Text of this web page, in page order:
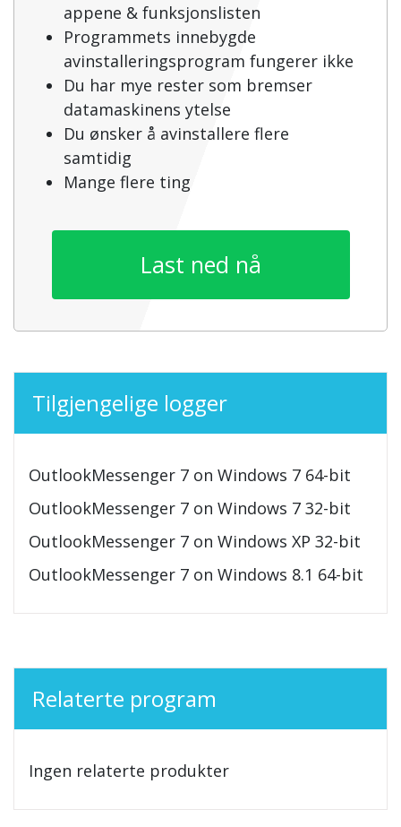
appene & funksjonslisten
Programmets innebygde
avinstalleringsprogram fungerer ikke
Du har mye rester som bremser
datamaskinens ytelse
Du ønsker å avinstallere flere
samtidig
Mange flere ting
Last ned nå
Tilgjengelige logger
OutlookMessenger 7 on Windows 7 64-bit
OutlookMessenger 7 on Windows 7 32-bit
OutlookMessenger 7 on Windows XP 32-bit
OutlookMessenger 7 on Windows 8.1 64-bit
Relaterte program
Ingen relaterte produkter